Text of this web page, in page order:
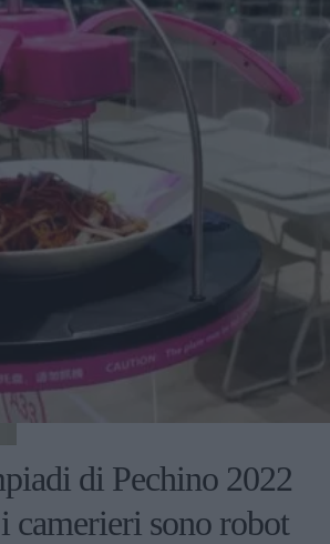
di Pechino 2022
camerieri sono robot